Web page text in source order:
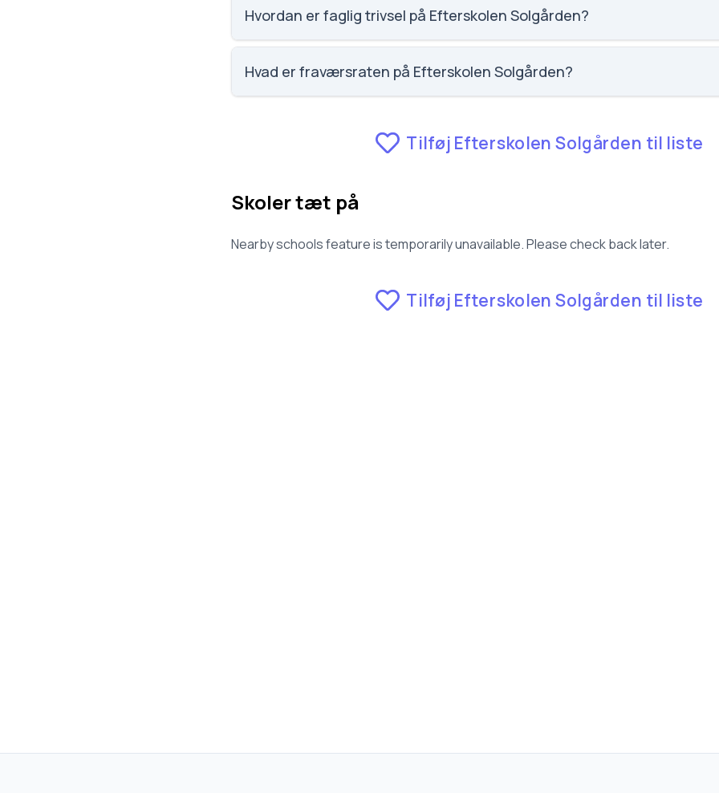
Hvordan er faglig trivsel på Efterskolen Solgården?
Vi har ikke data om faglig trivsel for Efterskolen Solgården.
Hvad er fraværsraten på Efterskolen Solgården?
Tilføj Efterskolen Solgården til liste
Skoler tæt på
Nearby schools feature is temporarily unavailable. Please check back later.
Tilføj Efterskolen Solgården til liste